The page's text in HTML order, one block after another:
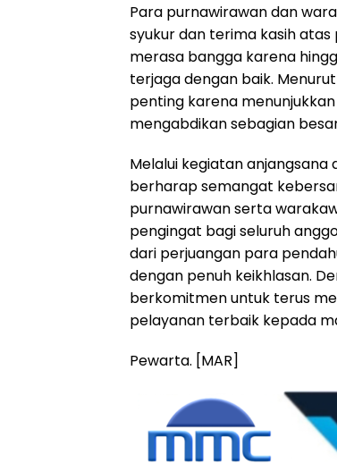
Para purnawirawan dan
syukur dan terima kasih
merasa bangga karena
terjaga dengan baik.
penting karena
mengabdikan sebagian
Melalui kegiatan anjangsana
berharap semangat
purnawirawan serta
pengingat bagi seluruh
dari perjuangan para
dengan penuh keikhlasan.
berkomitmen untuk terus
pelayanan terbaik kepada
Pewarta. [MAR]